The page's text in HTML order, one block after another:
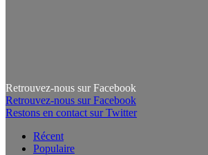
Retrouvez-nous sur Facebook
Retrouvez-nous sur Facebook
Restons en contact sur Twitter
Récent
Populaire